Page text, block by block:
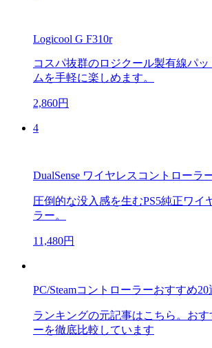
Logicool G F310r
コスパ抜群のロジクール製有線パ
ムを手軽に楽しめます。
2,860円
4
DualSense ワイヤレスコントローラ
圧倒的な没入感を生むPS5純正ワイ
ラー。
11,480円
PC/Steamコントローラーおすすめ
ランキングの元記事はこちら。お
ーを徹底比較しています